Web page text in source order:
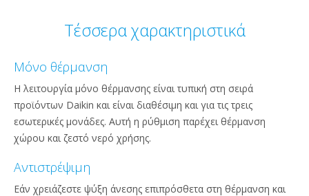
Τέσσερα χαρακτηριστικά
Μόνο θέρμανση
Η λειτουργία μόνο θέρμανσης είναι τυπική στη σειρά
προϊόντων Daikin και είναι διαθέσιμη και για τις τρεις
εσωτερικές μονάδες. Αυτή η ρύθμιση παρέχει θέρμανση
χώρου και ζεστό νερό χρήσης.
Αντιστρέψιμη
Εάν χρειάζεστε ψύξη άνεσης επιπρόσθετα στη θέρμανση και